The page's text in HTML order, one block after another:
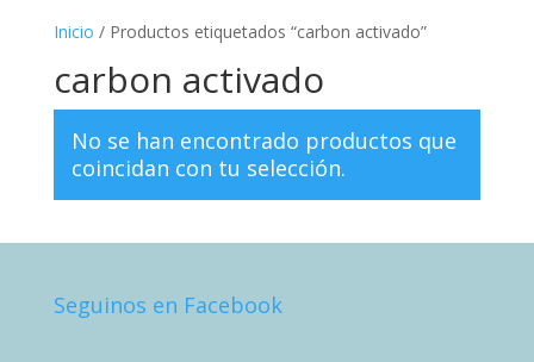
Inicio / Productos etiquetados “carbon activado”
carbon activado
No se han encontrado productos que
coincidan con tu selección.
Seguinos en Facebook